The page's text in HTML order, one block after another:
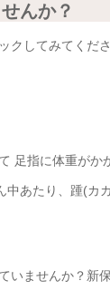
んか？
クしてみてくださ
足指に体重がか
あたり、踵(カ
いませんか？新